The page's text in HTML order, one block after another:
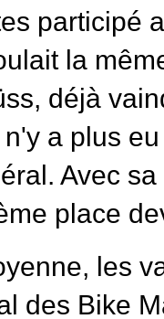
participé
la
déjà
a plus
Avec
place
les
des Bike